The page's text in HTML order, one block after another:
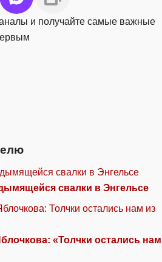
и получайте самые важные
свалки в Энгельсе
«Толчки остались нам